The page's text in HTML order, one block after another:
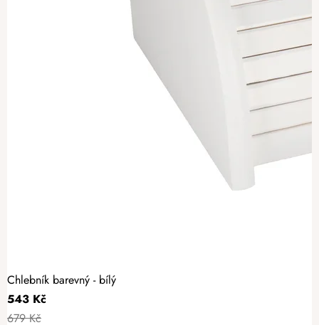
Chlebník barevný - bílý
543 Kč
679 Kč